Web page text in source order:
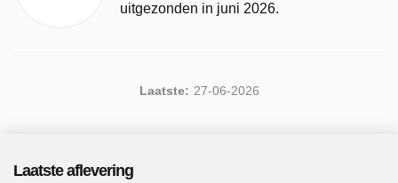
uitgezonden in juni 2026.
Laatste: 27-06-2026
Laatste aflevering